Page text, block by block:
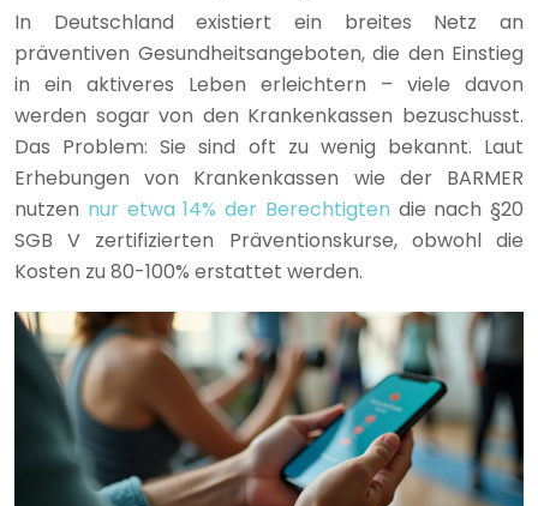
In Deutschland existiert ein breites Netz an
präventiven Gesundheitsangeboten, die den Einstieg
in ein aktiveres Leben erleichtern – viele davon
werden sogar von den Krankenkassen bezuschusst.
Das Problem: Sie sind oft zu wenig bekannt. Laut
Erhebungen von Krankenkassen wie der BARMER
nutzen nur etwa 14% der Berechtigten die nach §20
SGB V zertifizierten Präventionskurse, obwohl die
Kosten zu 80-100% erstattet werden.